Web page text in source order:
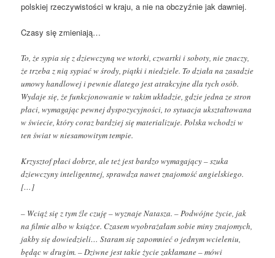
polskiej rzeczywistości w kraju, a nie na obczyźnie jak dawniej.
Czasy się zmieniają…
To, że sypia się z dziewczyną we wtorki, czwartki i soboty, nie znaczy,
że trzeba z nią sypiać w środy, piątki i niedziele. To działa na zasadzie
umowy handlowej i pewnie dlatego jest atrakcyjne dla tych osób.
Wydaje się, że funkcjonowanie w takim układzie, gdzie jedna ze stron
płaci, wymagając pewnej dyspozycyjności, to sytuacja ukształtowana
w świecie, który coraz bardziej się materializuje. Polska wchodzi w
ten świat w niesamowitym tempie.
Krzysztof płaci dobrze, ale też jest bardzo wymagający – szuka
dziewczyny inteligentnej, sprawdza nawet znajomość angielskiego.
[…]
– Wciąż się z tym źle czuję – wyznaje Natasza. – Podwójne życie, jak
na filmie albo w książce. Czasem wyobrażałam sobie miny znajomych,
jakby się dowiedzieli… Staram się zapomnieć o jednym wcieleniu,
będąc w drugim. – Dziwne jest takie życie zakłamane – mówi